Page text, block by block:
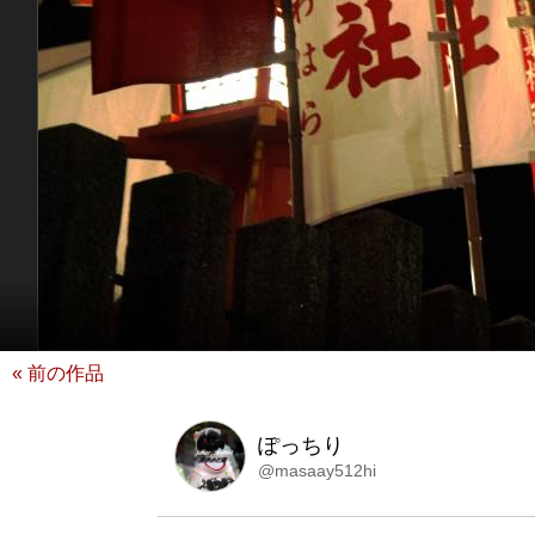
« 前の作品
ぽっちり
@masaay512hi